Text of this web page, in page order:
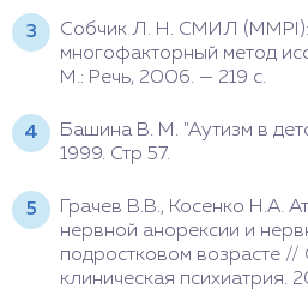
Собчик Л. Н. СМИЛ (MMPI):
многофакторный метод
М.: Речь, 2006. — 219 с.
Башина В. М. "Аутизм в
1999. Стр 57.
Грачев В.В., Косенко Н.А.
нервной анорексии и
подростковом возрасте //
клиническая психиатрия.